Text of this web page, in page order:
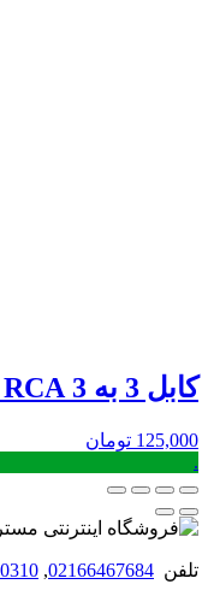
کابل 3 به 3 RCA بی نت به طول 1.5 متر
125,000 تومان
.
تلفن 02166467684
,